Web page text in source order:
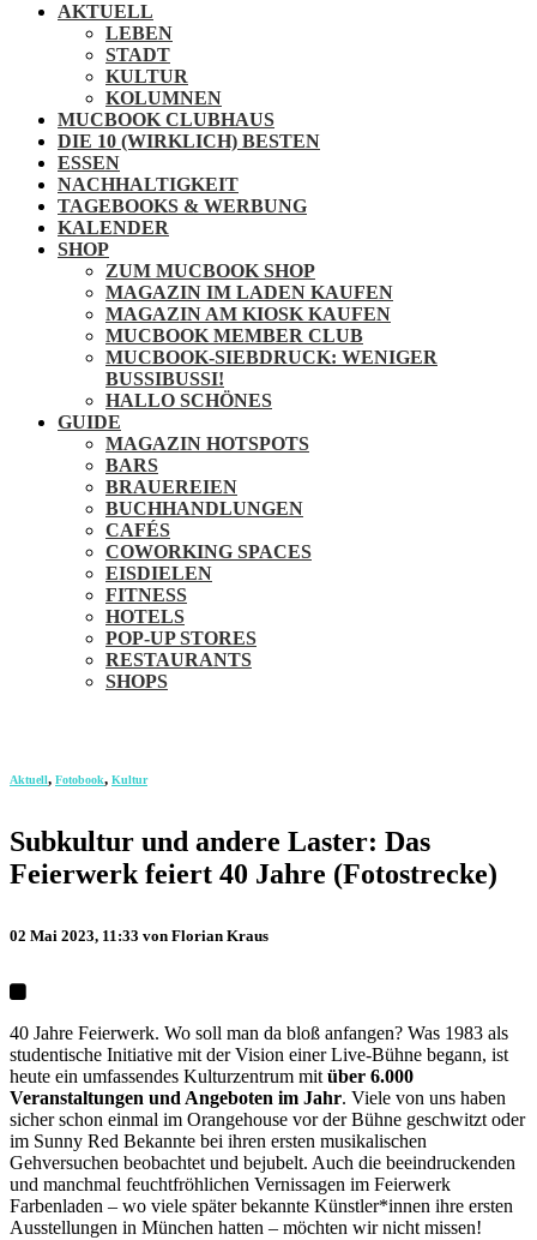
AKTUELL
LEBEN
STADT
KULTUR
KOLUMNEN
MUCBOOK CLUBHAUS
DIE 10 (WIRKLICH) BESTEN
ESSEN
NACHHALTIGKEIT
TAGEBOOKS & WERBUNG
KALENDER
SHOP
ZUM MUCBOOK SHOP
MAGAZIN IM LADEN KAUFEN
MAGAZIN AM KIOSK KAUFEN
MUCBOOK MEMBER CLUB
MUCBOOK-SIEBDRUCK: WENIGER
BUSSIBUSSI!
HALLO SCHÖNES
GUIDE
MAGAZIN HOTSPOTS
BARS
BRAUEREIEN
BUCHHANDLUNGEN
CAFÉS
COWORKING SPACES
EISDIELEN
FITNESS
HOTELS
POP-UP STORES
RESTAURANTS
SHOPS
Aktuell, Fotobook, Kultur
Subkultur und andere Laster: Das
Feierwerk feiert 40 Jahre (Fotostrecke)
02 Mai 2023, 11:33 von Florian Kraus
40 Jahre Feierwerk. Wo soll man da bloß anfangen? Was 1983 als
studentische Initiative mit der Vision einer Live-Bühne begann, ist
heute ein umfassendes Kulturzentrum mit über 6.000
Veranstaltungen und Angeboten im Jahr. Viele von uns haben
sicher schon einmal im Orangehouse vor der Bühne geschwitzt oder
im Sunny Red Bekannte bei ihren ersten musikalischen
Gehversuchen beobachtet und bejubelt. Auch die beeindruckenden
und manchmal feuchtfröhlichen Vernissagen im Feierwerk
Farbenladen – wo viele später bekannte Künstler*innen ihre ersten
Ausstellungen in München hatten – möchten wir nicht missen!